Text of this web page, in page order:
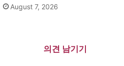
August 7, 2026
의견 남기기